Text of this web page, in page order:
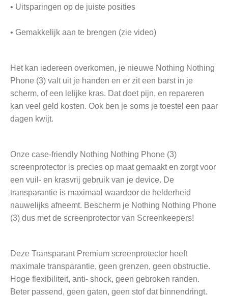
• Uitsparingen op de juiste posities
• Gemakkelijk aan te brengen (zie video)
Het kan iedereen overkomen, je nieuwe Nothing Nothing
Phone (3) valt uit je handen en er zit een barst in je
scherm, of een lelijke kras. Dat doet pijn, en repareren
kan veel geld kosten. Ook ben je soms je toestel een paar
dagen kwijt.
Onze case-friendly Nothing Nothing Phone (3)
screenprotector is precies op maat gemaakt en zorgt voor
een vuil- en krasvrij gebruik van je device. De
transparantie is maximaal waardoor de helderheid
nauwelijks afneemt. Bescherm je Nothing Nothing Phone
(3) dus met de screenprotector van Screenkeepers!
Deze Transparant Premium screenprotector heeft
maximale transparantie, geen grenzen, geen obstructie.
Hoge flexibiliteit, anti- shock, geen gebroken randen.
Beter passend, geen gaten, geen stof dat binnendringt.